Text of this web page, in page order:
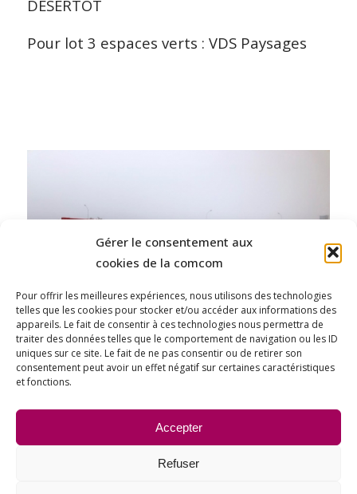
Gérer le consentement aux
cookies de la comcom
Pour offrir les meilleures expériences, nous utilisons des technologies
telles que les cookies pour stocker et/ou accéder aux informations des
appareils. Le fait de consentir à ces technologies nous permettra de
traiter des données telles que le comportement de navigation ou les ID
uniques sur ce site. Le fait de ne pas consentir ou de retirer son
consentement peut avoir un effet négatif sur certaines caractéristiques
et fonctions.
Accepter
Refuser
DESERTOT
Pour lot 3 espaces verts : VDS Paysages